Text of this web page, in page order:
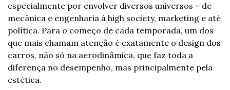
especialmente por envolver diversos universos – de
mecânica e engenharia à high society, marketing e até
política. Para o começo de cada temporada, um dos
que mais chamam atenção é exatamente o design dos
carros, não só na aerodinâmica, que faz toda a
diferença no desempenho, mas principalmente pela
estética.